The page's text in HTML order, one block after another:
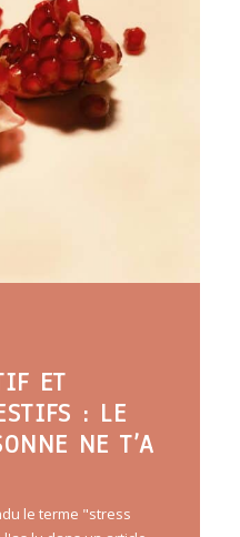
ET
: LE
NE T’A
le terme "stress